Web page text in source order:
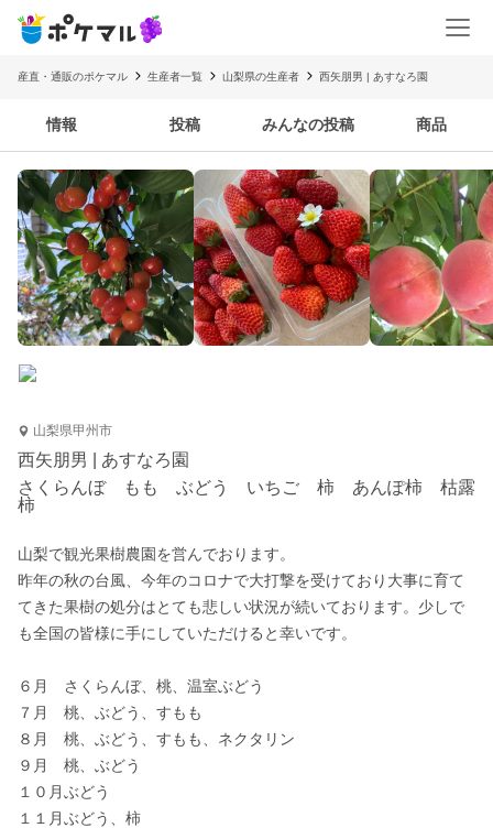
産直・通販のポケマル 生産者一覧 山梨県の生産者 西矢朋男 | あすなろ園
情報 投稿 みんなの投稿 商品
山梨県甲州市
西矢朋男 | あすなろ園
さくらんぼ もも ぶどう いちご 柿 あんぽ柿 枯露
柿
山梨で観光果樹農園を営んでおります。
昨年の秋の台風、今年のコロナで大打撃を受けており大事に育て
てきた果樹の処分はとても悲しい状況が続いております。少しで
も全国の皆様に手にしていただけると幸いです。
６月　さくらんぼ、桃、温室ぶどう
７月　桃、ぶどう、すもも
８月　桃、ぶどう、すもも、ネクタリン
９月　桃、ぶどう
１０月ぶどう
１１月ぶどう、柿